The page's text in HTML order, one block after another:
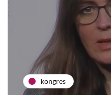
kongres